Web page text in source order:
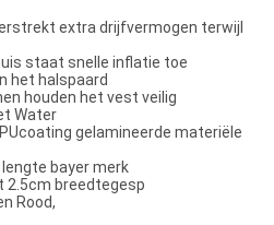
extra drijfvermogen terwijl
staat snelle inflatie toe
het halspaard
houden het vest veilig
Water
gelamineerde materiële
lengte bayer merk
2.5cm breedtegesp
Rood,